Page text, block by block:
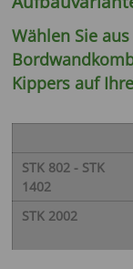
Wählen Sie
Kippers auf
STK 802 - STK
1402
STK 2002